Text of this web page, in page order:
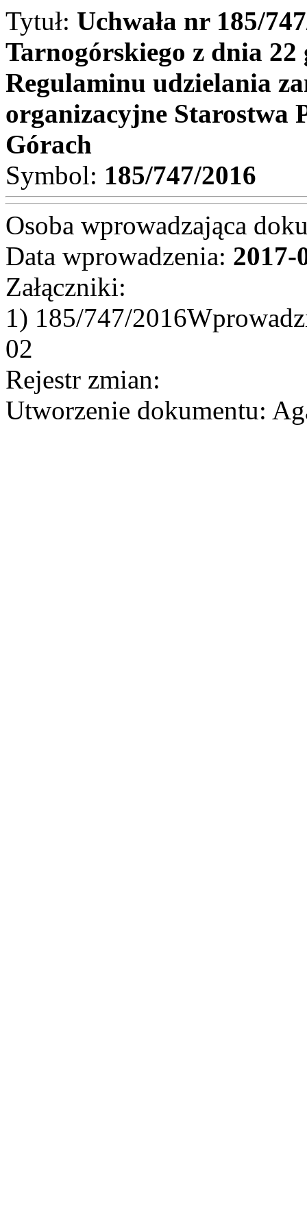
Tytuł: Uchwała nr 185/
Tarnogórskiego z dnia
Regulaminu udzielania
organizacyjne Starostwa
Górach
Symbol: 185/747/2016
Osoba wprowadzająca
Data wprowadzenia: 2017-
Załączniki:
1) 185/747/
02
Rejestr zmian:
Utworzenie dokumentu: